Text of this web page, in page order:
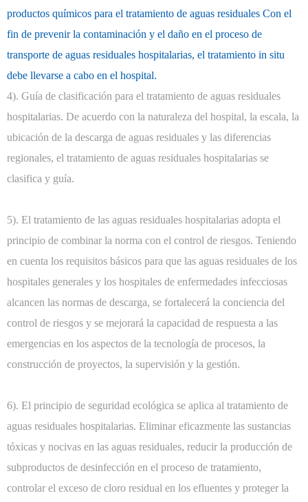
productos químicos para el tratamiento de aguas residuales Con el
fin de prevenir la contaminación y el daño en el proceso de
transporte de aguas residuales hospitalarias, el tratamiento in situ
debe llevarse a cabo en el hospital.
4). Guía de clasificación para el tratamiento de aguas residuales
hospitalarias. De acuerdo con la naturaleza del hospital, la escala, la
ubicación de la descarga de aguas residuales y las diferencias
regionales, el tratamiento de aguas residuales hospitalarias se
clasifica y guía.
5). El tratamiento de las aguas residuales hospitalarias adopta el
principio de combinar la norma con el control de riesgos. Teniendo
en cuenta los requisitos básicos para que las aguas residuales de los
hospitales generales y los hospitales de enfermedades infecciosas
alcancen las normas de descarga, se fortalecerá la conciencia del
control de riesgos y se mejorará la capacidad de respuesta a las
emergencias en los aspectos de la tecnología de procesos, la
construcción de proyectos, la supervisión y la gestión.
6). El principio de seguridad ecológica se aplica al tratamiento de
aguas residuales hospitalarias. Eliminar eficazmente las sustancias
tóxicas y nocivas en las aguas residuales, reducir la producción de
subproductos de desinfección en el proceso de tratamiento,
controlar el exceso de cloro residual en los efluentes y proteger la